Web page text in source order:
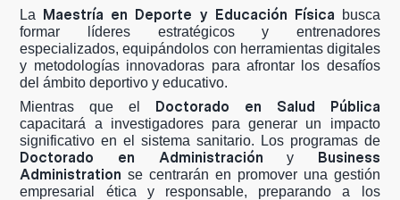
La Maestría en Deporte y Educación Física busca
formar líderes estratégicos y entrenadores
especializados, equipándolos con herramientas digitales
y metodologías innovadoras para afrontar los desafíos
del ámbito deportivo y educativo.
Mientras que el Doctorado en Salud Pública
capacitará a investigadores para generar un impacto
significativo en el sistema sanitario. Los programas de
Doctorado en Administración y Business
Administrationse centrarán en promover una gestión
empresarial ética y responsable, preparando a los